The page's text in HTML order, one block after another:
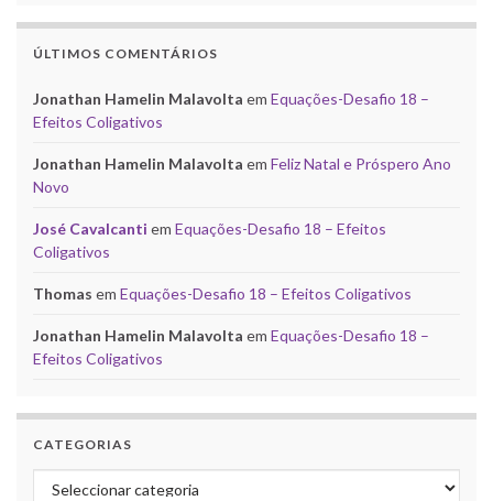
ÚLTIMOS COMENTÁRIOS
Jonathan Hamelin Malavolta em Equações-Desafio 18 –
Efeitos Coligativos
Jonathan Hamelin Malavolta em Feliz Natal e Próspero Ano
Novo
José Cavalcanti em Equações-Desafio 18 – Efeitos
Coligativos
Thomas em Equações-Desafio 18 – Efeitos Coligativos
Jonathan Hamelin Malavolta em Equações-Desafio 18 –
Efeitos Coligativos
CATEGORIAS
Categorias